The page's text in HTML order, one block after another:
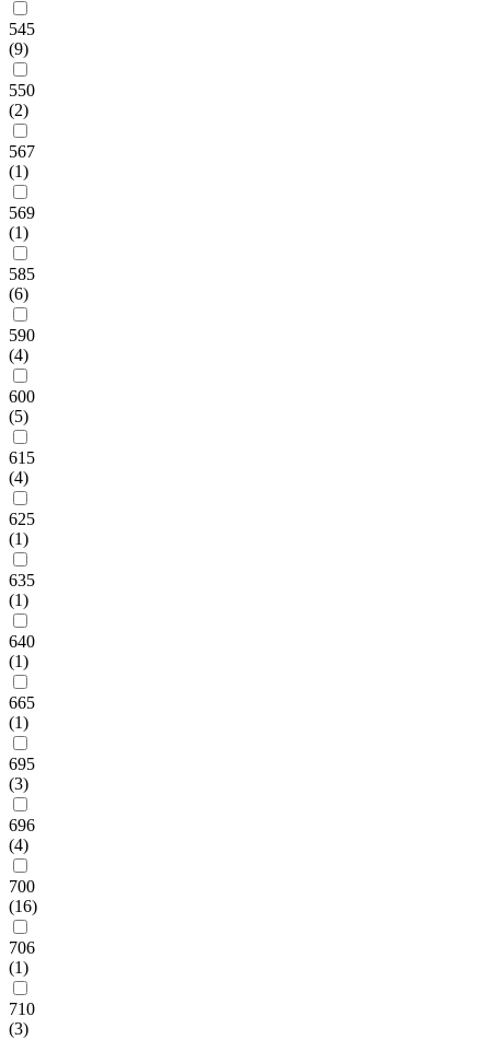
545
(9)
550
(2)
567
(1)
569
(1)
585
(6)
590
(4)
600
(5)
615
(4)
625
(1)
635
(1)
640
(1)
665
(1)
695
(3)
696
(4)
700
(16)
706
(1)
710
(3)